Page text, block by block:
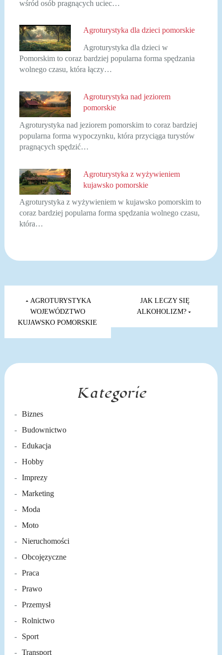
wśród osób pragnących uciec…
Agroturystyka dla dzieci pomorskie
Agroturystyka dla dzieci w
Pomorskim to coraz bardziej popularna forma spędzania
wolnego czasu, która łączy…
Agroturystyka nad jeziorem
pomorskie
Agroturystyka nad jeziorem pomorskim to coraz bardziej
popularna forma wypoczynku, która przyciąga turystów
pragnących spędzić…
Agroturystyka z wyżywieniem
kujawsko pomorskie
Agroturystyka z wyżywieniem w kujawsko pomorskim to
coraz bardziej popularna forma spędzania wolnego czasu,
która…
Nawigacja
wpisu
AGROTURYSTYKA
WOJEWÓDZTWO
KUJAWSKO POMORSKIE
JAK LECZY SIĘ
ALKOHOLIZM?
Kategorie
Biznes
Budownictwo
Edukacja
Hobby
Imprezy
Marketing
Moda
Moto
Nieruchomości
Obcojęzyczne
Praca
Prawo
Przemysł
Rolnictwo
Sport
Transport